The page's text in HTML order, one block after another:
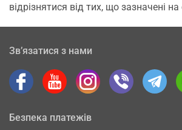
відрізнятися від тих, що зазначені на
Зв’язатися з нами
Безпека платежів